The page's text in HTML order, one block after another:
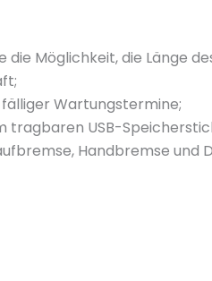
Möglichkeit, die Länge
Wartungstermine;
USB-
Handbremse